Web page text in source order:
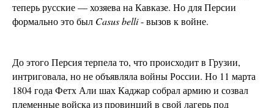
теперь русские — хозяева на Кавказе. Но для Персии
формально это был Casus belli- вызов к войне.
До этого Персия терпела то, что происходит в Грузии,
интриговала, но не объявляла войны России. Но 11 марта
1804 года Фетх Али шах Каджар собрал армию и созвал
племенные войска из провинций в свой лагерь под